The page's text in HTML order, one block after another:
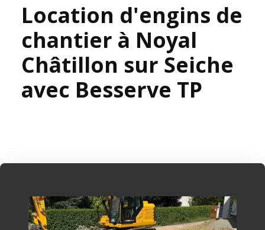
Location d'engins de
chantier à Noyal
Châtillon sur Seiche
avec Besserve TP